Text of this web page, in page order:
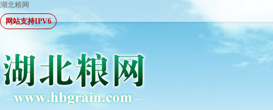
湖北粮网
网站支持IPV6